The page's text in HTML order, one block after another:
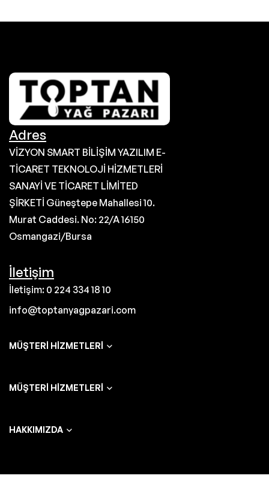
Adres
VİZYON SMART BİLİŞİM YAZILIM E-
TİCARET TEKNOLOJİ HİZMETLERİ
SANAYİ VE TİCARET LİMİTED
ŞİRKETİ Güneştepe Mahallesi 10.
Murat Caddesi. No: 22/A 16150
Osmangazi/Bursa
İletişim
İletişim: 0 224 334 18 10
info@toptanyagpazari.com
MÜŞTERI HIZMETLERI
MÜŞTERI HIZMETLERI
HAKKIMIZDA